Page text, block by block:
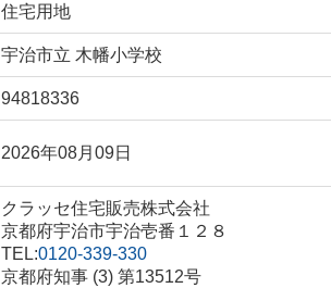
住宅用地
宇治市立 木幡小学校
94818336
2026年08月09日
クラッセ住宅販売株式会社
京都府宇治市宇治壱番１２８
TEL:0120-339-330
京都府知事 (3) 第13512号